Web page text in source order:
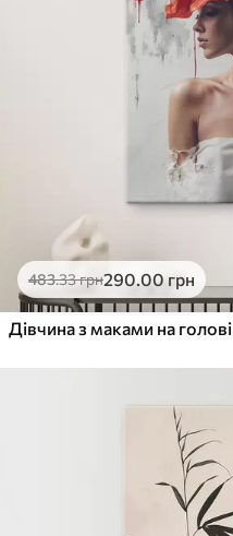
483.33грн290.00 грн
Дівчина з маками на голові